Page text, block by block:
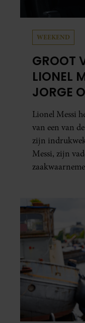
WEEKEND
GROOT
LIONEL
JORGE
LEEFTIJD
Lionel Messi
van een van
zijn
Messi, zijn